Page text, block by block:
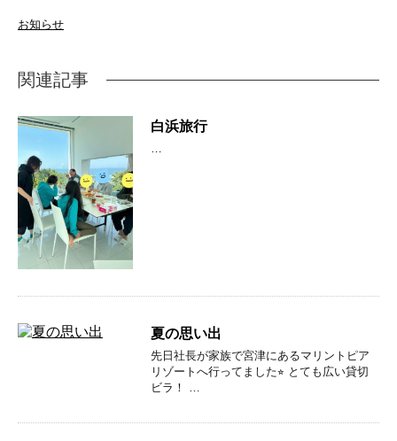
お知らせ
関連記事
白浜旅行
…
夏の思い出
先日社長が家族で宮津にあるマリントピア
リゾートへ行ってました⭐︎ とても広い貸切
ビラ！ …